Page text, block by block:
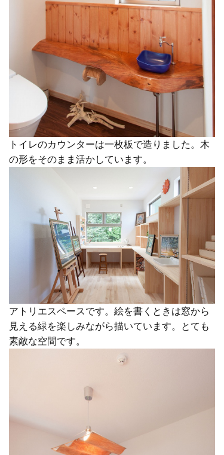
トイレのカウンターは一枚板で造りました。木
の形をそのまま活かしています。
アトリエスペースです。絵を書くときは窓から
見える緑を楽しみながら描いています。とても
素敵な空間です。